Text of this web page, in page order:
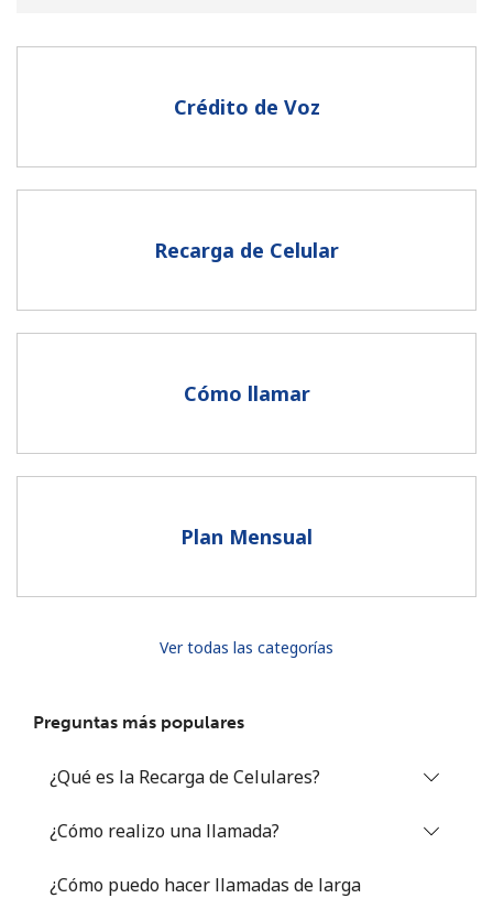
Un caracter especial
Al abrir una cuenta en este sitio web, estoy de acuerdo con
Crédito de Voz
Recarga de Celular
Cómo llamar
Plan Mensual
Ver todas las categorías
Preguntas más populares
¿Qué es la Recarga de Celulares?
¿Cómo realizo una llamada?
¿Cómo puedo hacer llamadas de larga